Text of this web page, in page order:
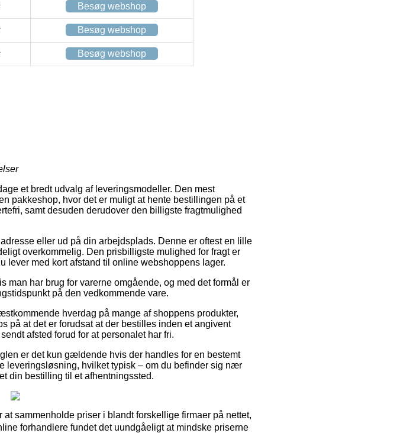
Besøg webshop
Besøg webshop
Besøg webshop
et bredt udvalg af leveringsmodeller. Den mest
pakkeshop, hvor det er muligt at hente bestillingen på et
samt desuden derudover den billigste fragtmulighed
eller ud på din arbejdsplads. Denne er oftest en lille
overkommelig. Den prisbilligste mulighed for fragt er
med kort afstand til online webshoppens lager.
man har brug for varerne omgående, og med det formål er
på den vedkommende vare.
hverdag på mange af shoppens produkter,
på at det er forudsat at der bestilles inden et angivent
afsted forud for at personalet har fri.
er det kun gældende hvis der handles for en bestemt
leveringsløsning, hvilket typisk – om du befinder sig nær
din bestilling til et afhentningssted.
sammenholde priser i blandt forskellige firmaer på nettet,
forhandlere fundet det uundgåeligt at mindske priserne